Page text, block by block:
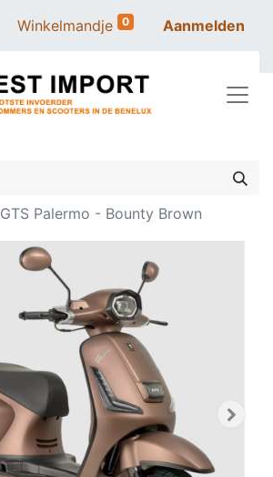
Winkelmandje 0 Aanmelden
GTS Palermo - Bounty Brown